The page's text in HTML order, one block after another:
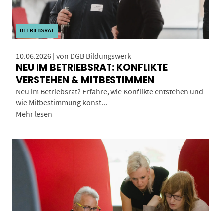
BETRIEBSRAT
10.06.2026 | von DGB Bildungswerk
NEU IM BETRIEBSRAT: KONFLIKTE
VERSTEHEN & MITBESTIMMEN
Neu im Betriebsrat? Erfahre, wie Konflikte entstehen und
wie Mitbestimmung konst...
Mehr lesen